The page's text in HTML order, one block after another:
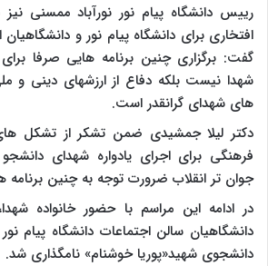
رییس دانشگاه پیام نور نورآباد ممسنی
افتخاری برای دانشگاه پیام نور و
گفت: برگزاری چنین برنامه هایی صرفا
شهدا نیست بلکه دفاع از ارزشهای دینی و
های شهدای گرانقدر است.
دکتر لیلا جمشیدی ضمن تشکر از تشکل
فرهنگی برای اجرای یادواره شهدای
جوان تر انقلاب ضرورت توجه به چنین
در ادامه این مراسم با حضور خانواده
دانشگاهیان سالن اجتماعات دانشگاه پیام
دانشجوی شهید«پوریا خوشنام» نامگذاری شد.